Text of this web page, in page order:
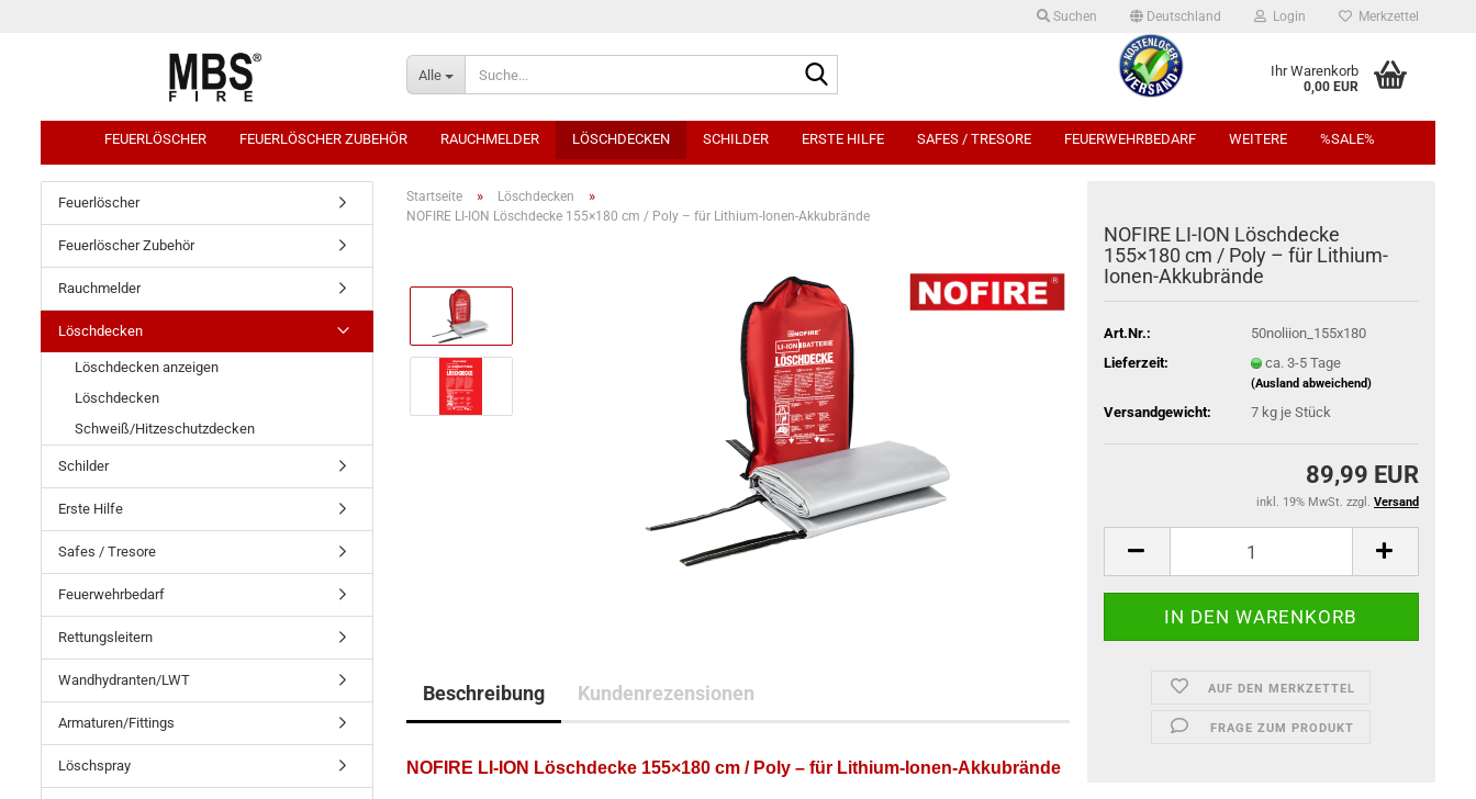
Suchen Deutschland Login Merkzettel
Alle Ihr Warenkorb
0,00 EUR
FEUERLÖSCHER FEUERLÖSCHER ZUBEHÖR RAUCHMELDER LÖSCHDECKEN SCHILDER ERSTE HILFE SAFES / TRESORE FEUERWEHRBEDARF %SALE%
WEITERE
Startseite » Löschdecken »
NOFIRE LI-ION Löschdecke 155×180 cm / Poly – für Lithium-Ionen-Akkubrände
NOFIRE LI-ION Löschdecke
155×180 cm / Poly – für Lithium-
Ionen-Akkubrände
Art.Nr.:
50noliion_155x180
Lieferzeit:
ca. 3-5 Tage
(Ausland abweichend)
Versandgewicht: 7 kg je Stück
89,99 EUR
inkl. 19% MwSt. zzgl. Versand
AUF DEN MERKZETTEL
FRAGE ZUM PRODUKT
Beschreibung Kundenrezensionen
NOFIRE LI-ION Löschdecke 155×180 cm / Poly – für Lithium-Ionen-Akkubrände
Feuerlöscher
Feuerlöscher Zubehör
Rauchmelder
Löschdecken
Löschdecken anzeigen
Löschdecken
Schweiß/Hitzeschutzdecken
Schilder
Erste Hilfe
Safes / Tresore
Feuerwehrbedarf
Rettungsleitern
Wandhydranten/LWT
Armaturen/Fittings
Löschspray